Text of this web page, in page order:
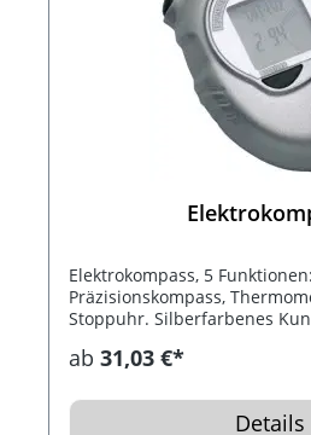
Elektrokompass, 5
Präzisionskompass,
Stoppuhr. Silberfarbenes
70°C. Lieferung mit Batterien,
ab 31,03 €*
Details